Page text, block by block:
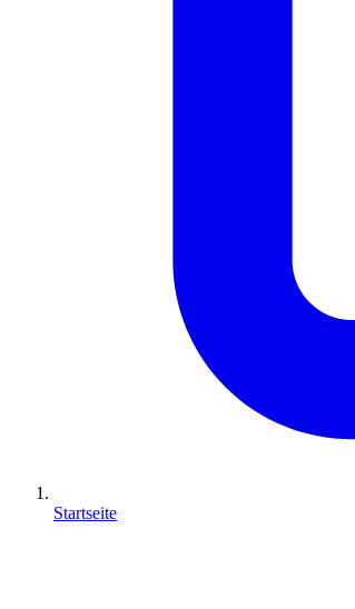
Startseite